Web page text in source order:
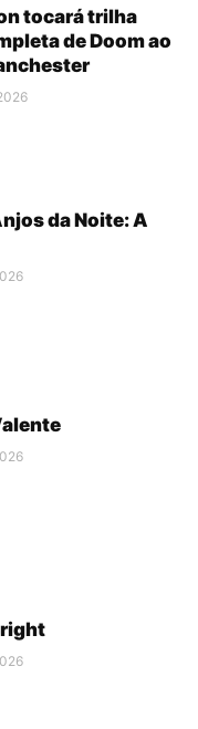
tocará trilha
de Doom ao
da Noite: A